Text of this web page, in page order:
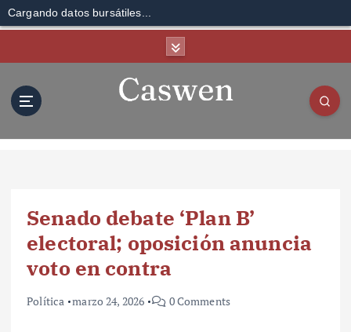
Cargando datos bursátiles...
Senado debate ‘Plan B’
electoral; oposición anuncia
voto en contra
Política marzo 24, 2026 0 Comments